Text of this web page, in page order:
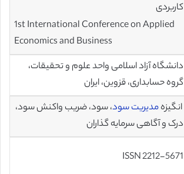
کاربردی
1st International Conference on Applied
Economics and Business
دانشگاه آزاد اسلامی واحد علوم و تحقیقات،
گروه حسابداری، قزوین، ایران
انگیزهمدیریت سود، سود، ضریب واکنش سود،
درک و آگاهی سرمایه گذاران
ISSN 2212-5671